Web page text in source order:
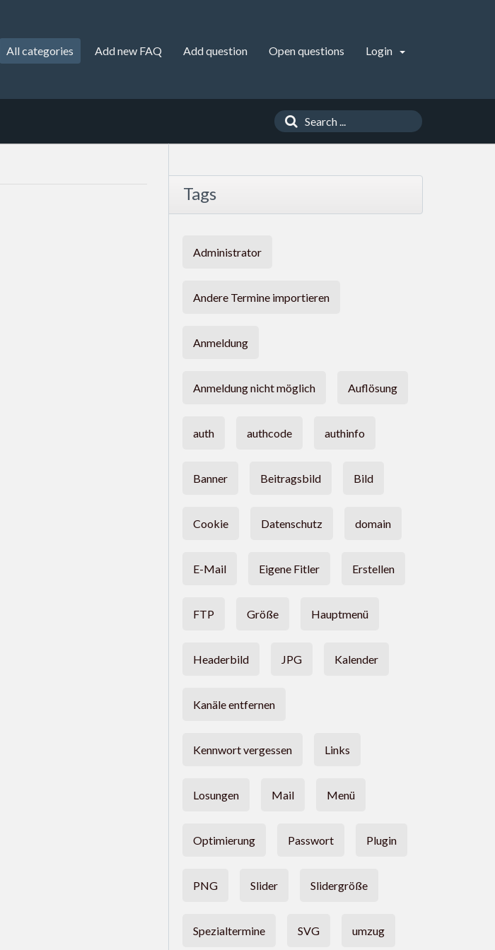
All categories Add new FAQ Add question Open questions Login
Tags
Administrator
Andere Termine importieren
Anmeldung
Anmeldung nicht möglich Auflösung
auth authcode authinfo
Banner Beitragsbild Bild
Cookie Datenschutz domain
E-Mail Eigene Fitler Erstellen
FTP Größe Hauptmenü
Headerbild JPG Kalender
Kanäle entfernen
Kennwort vergessen Links
Losungen Mail Menü
Optimierung Passwort Plugin
PNG Slider Slidergröße
Spezialtermine SVG umzug